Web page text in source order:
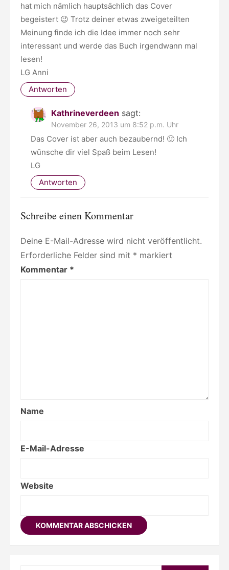
hat mich nämlich hauptsächlich das Cover
begeistert 😉 Trotz deiner etwas zweigeteilten
Meinung finde ich die Idee immer noch sehr
interessant und werde das Buch irgendwann mal
lesen!
LG Anni
Antworten
Kathrineverdeen sagt:
November 26, 2013 um 8:52 p.m. Uhr
Das Cover ist aber auch bezaubernd! 🙂 Ich
wünsche dir viel Spaß beim Lesen!
LG
Antworten
Schreibe einen Kommentar
Deine E-Mail-Adresse wird nicht veröffentlicht.
Erforderliche Felder sind mit * markiert
Kommentar *
Name
E-Mail-Adresse
Website